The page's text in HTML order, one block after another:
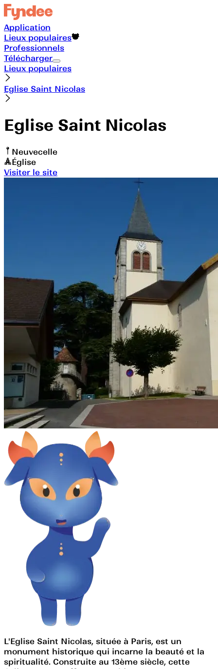
Application
Lieux populaires
Professionnels
Télécharger
Lieux populaires
Eglise Saint Nicolas
Eglise Saint Nicolas
Neuvecelle
Église
Visiter le site
L'Eglise Saint Nicolas, située à Paris, est un
monument historique qui incarne la beauté et la
spiritualité. Construite au 13ème siècle, cette